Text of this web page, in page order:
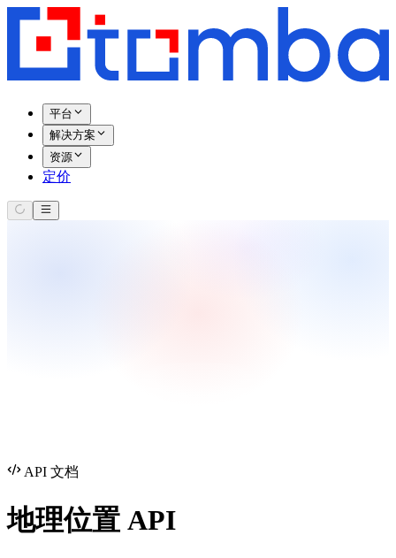
平台
解决方案
资源
定价
API 文档
地理位置 API